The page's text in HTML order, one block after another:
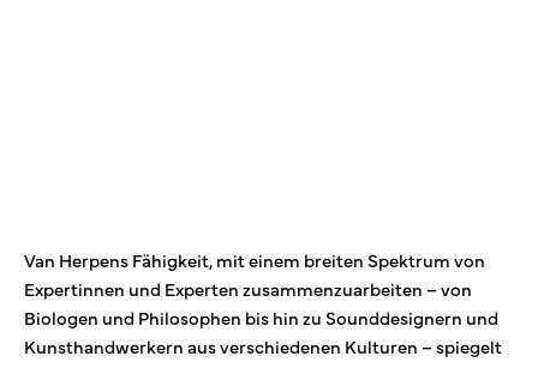
Van Herpens Fähigkeit, mit einem breiten Spektrum von
Expertinnen und Experten zusammenzuarbeiten – von
Biologen und Philosophen bis hin zu Sounddesignern und
Kunsthandwerkern aus verschiedenen Kulturen – spiegelt